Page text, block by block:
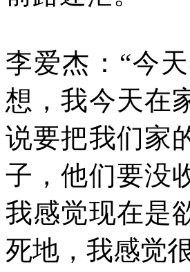
李爱杰：“今
想，我今天在
说要把我们家
子，他们要没
我感觉现在是
死地，我感觉